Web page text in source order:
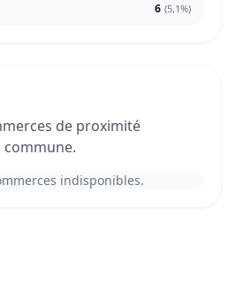
6 (5,1%)
de proximité
commune.
indisponibles.